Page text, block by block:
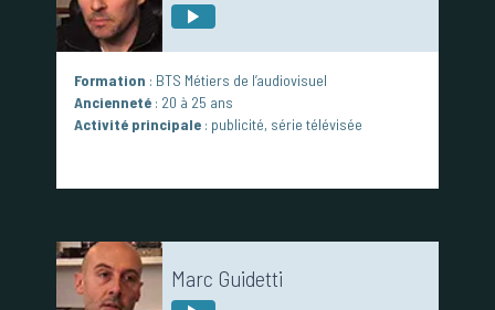
Formation : BTS Métiers de l’audiovisuel
Ancienneté : 20 à 25 ans
Activité principale: publicité, série télévisée
Marc Guidetti